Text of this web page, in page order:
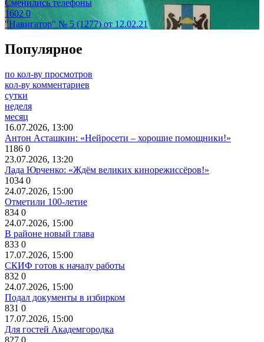
Сменились телефоны
1602 0
"Навигатор" № 5 (1277) от 12.02.21
Популярное
по кол-ву просмотров
кол-ву комментариев
сутки
неделя
месяц
16.07.2026, 13:00
Антон Асташкин: «Нейросети – хорошие помощники!»
1186 0
23.07.2026, 13:20
Лада Юрченко: «Ждём великих кинорежиссёров!»
1034 0
24.07.2026, 15:00
Отметили 100-летие
834 0
24.07.2026, 15:00
В районе новый глава
833 0
17.07.2026, 15:00
СКИФ готов к началу работы
832 0
24.07.2026, 15:00
Подал документы в избирком
831 0
17.07.2026, 15:00
Для гостей Академгородка
827 0